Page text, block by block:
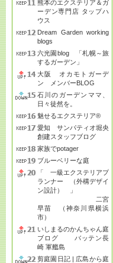
熊本のエクステリア＆ガ
ーデン専門店 タップハ
ウス
Dream Garden working
blogs
六光園blog 「札幌～旅
するガーデン」
大阪 オカモトガーデ
ン メンバーBLOG
石川のガーデンママ、
日々徒然を。
魅せるエクステリア®
愛知 サンパティオ堀央
創建スタッフブログ
家族でpotager
ブルーベリーな庭
「 一級エクステリアプ
ランナー （外構デザイ
ン設計） 」
二宮
早苗 （神奈川県横浜
市）
いしまるのかんちゃん庭
ブログ バッテン長
崎 軍艦島
剪庭園日記 | 広島から庭